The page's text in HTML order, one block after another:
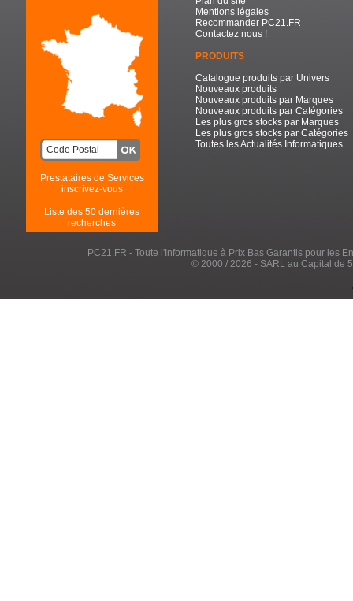
Prestataires de Services
inscrivez-vous
Liste des 50 dernières
recherches
Mentions légales
Recommander PC21.FR
Contactez nous !
PRODUITS
Catalogue produits par Univers
Nouveaux produits
Nouveaux produits par Marques
Nouveaux produits par Catégories
Les plus gros stocks par Marques
Les plus gros stocks par Catégories
Toutes les Actualités Informatiques
PC21.FR - Toute l'Informatique à Prix Bas Garantis pour les
© 2000 / 2026 - SARL au Capital de